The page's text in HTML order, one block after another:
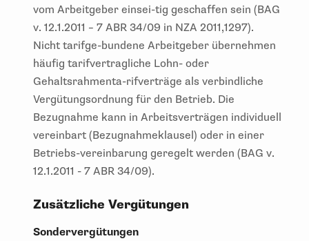
vom Arbeitgeber einsei-tig geschaffen sein (BAG
v. 12.1.2011 – 7 ABR 34/09 in NZA 2011,1297).
Nicht tarifge-bundene Arbeitgeber übernehmen
häufig tarifvertragliche Lohn- oder
Gehaltsrahmenta-rifverträge als verbindliche
Vergütungsordnung für den Betrieb. Die
Bezugnahme kann in Arbeitsverträgen individuell
vereinbart (Bezugnahmeklausel) oder in einer
Betriebs-vereinbarung geregelt werden (BAG v.
12.1.2011 - 7 ABR 34/09).
Zusätzliche Vergütungen
Sondervergütungen